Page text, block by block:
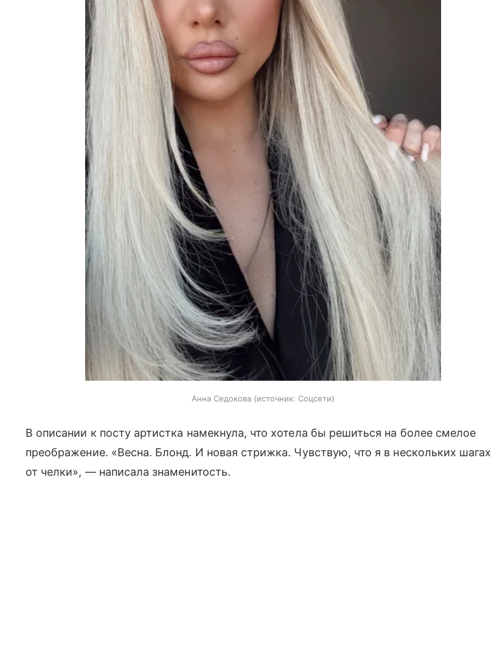
Анна Седокова источник: Соцсети
В описании к посту артистка намекнула, что хотела бы решиться на более смелое
преображение. «Весна. Блонд. И новая стрижка. Чувствую, что я в нескольких шагах
от челки», — написала знаменитость.